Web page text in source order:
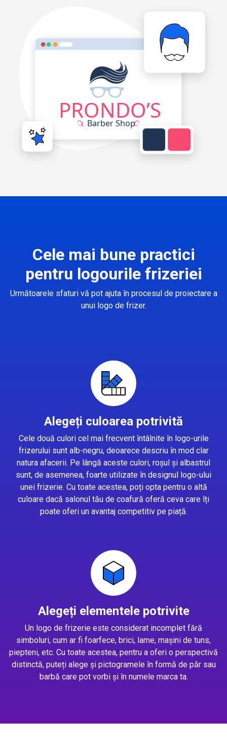
Cele mai bune practici
pentru logourile frizeriei
Următoarele sfaturi vă pot ajuta în procesul de proiectare a
unui logo de frizer.
Alegeți culoarea potrivită
Cele două culori cel mai frecvent întâlnite în logo-urile
frizerului sunt alb-negru, deoarece descriu în mod clar
natura afacerii. Pe lângă aceste culori, roșul și albastrul
sunt, de asemenea, foarte utilizate în designul logo-ului
unei frizerie. Cu toate acestea, poți opta pentru o altă
culoare dacă salonul tău de coafură oferă ceva care îți
poate oferi un avantaj competitiv pe piață.
Alegeți elementele potrivite
Un logo de frizerie este considerat incomplet fără
simboluri, cum ar fi foarfece, brici, lame, mașini de tuns,
piepteni, etc. Cu toate acestea, pentru a oferi o perspectivă
distinctă, puteți alege și pictogramele în formă de păr sau
barbă care pot vorbi și în numele marca ta.